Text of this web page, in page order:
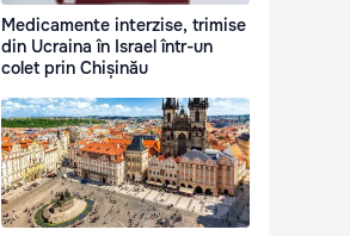
Medicamente interzise, trimise
din Ucraina în Israel într-un
colet prin Chișinău